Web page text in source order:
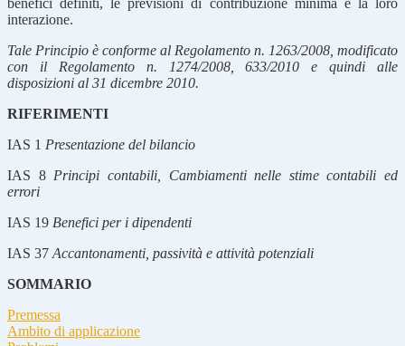
interazione.
Tale Principio è conforme al Regolamento n. 1263/2008, modificato
con il Regolamento n. 1274/2008, 633/2010 e quindi alle
disposizioni al 31 dicembre 2010.
RIFERIMENTI
IAS 1 Presentazione del bilancio
IAS 8 Principi contabili, Cambiamenti nelle stime contabili ed
errori
IAS 19 Benefici per i dipendenti
IAS 37 Accantonamenti, passività e attività potenziali
SOMMARIO
Premessa
Ambito di applicazione